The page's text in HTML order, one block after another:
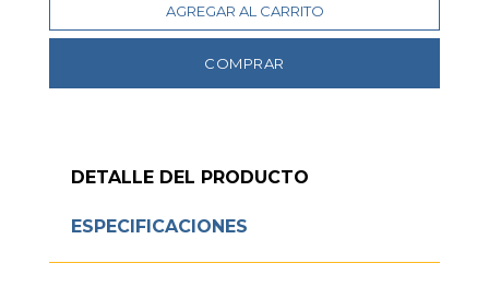
AGREGAR AL CARRITO
COMPRAR
DETALLE DEL PRODUCTO
ESPECIFICACIONES